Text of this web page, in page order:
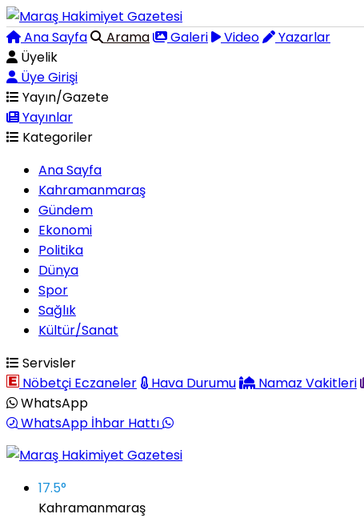
Ana Sayfa Arama Galeri Video
Yazarlar
Üyelik
Üye Girişi
Yayın/Gazete
Yayınlar
Kategoriler
Ana Sayfa
Kahramanmaraş
Gündem
Ekonomi
Politika
Dünya
Spor
Sağlık
Kültür/Sanat
Servisler
Nöbetçi Eczaneler
Hava Durumu Namaz Vakitleri
WhatsApp
WhatsApp İhbar Hattı
17.5°
Kahramanmaraş